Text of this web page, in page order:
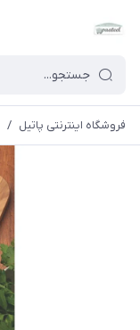
فروشگاه اینترنتی پاتیل /